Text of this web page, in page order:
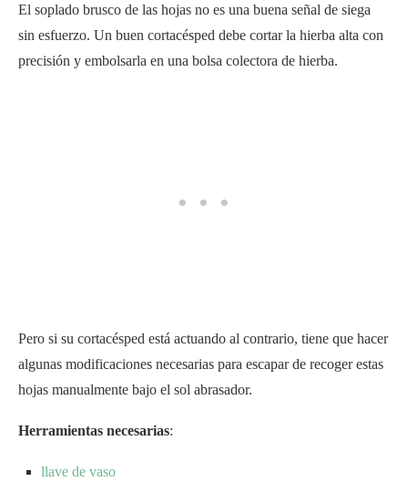
El soplado brusco de las hojas no es una buena señal de siega
sin esfuerzo. Un buen cortacésped debe cortar la hierba alta con
precisión y embolsarla en una bolsa colectora de hierba.
Pero si su cortacésped está actuando al contrario, tiene que hacer
algunas modificaciones necesarias para escapar de recoger estas
hojas manualmente bajo el sol abrasador.
Herramientas necesarias:
llave de vaso